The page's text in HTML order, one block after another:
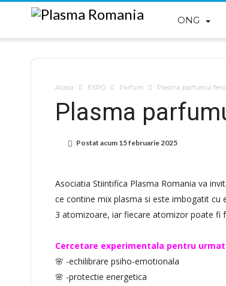
ONG
Acasa EXPO Parfum Plasma parfumul
Plasma
Postat acum 15 februarie 2025
Asociatia Stiintifica Plasma Romania va
ce contine mix plasma si este imbogatit cu
3 atomizoare, iar fiecare atomizor poate fi
Cercetare experimentala pentru
🌸 -echilibrare psiho-emotionala
🌸 -protectie energetica